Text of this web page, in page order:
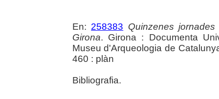
En: 258383 Quinzenes
Girona. Girona : Documenta
Museu d'Arqueologia de
460 : plàn
Bibliografia.